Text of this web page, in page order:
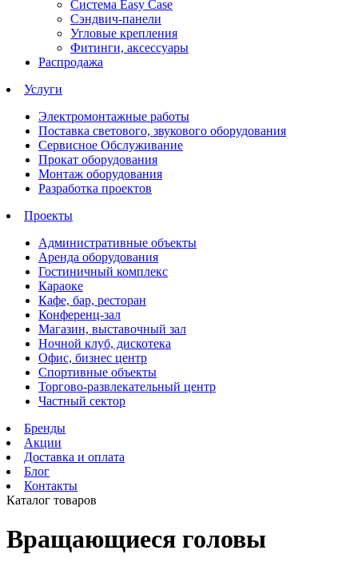
Система Easy Case
Сэндвич-панели
Угловые крепления
Фитинги, аксессуары
Распродажа
Услуги
Электромонтажные работы
Поставка светового, звукового оборудования
Сервисное Обслуживание
Прокат оборудования
Монтаж оборудования
Разработка проектов
Проекты
Административные объекты
Аренда оборудования
Гостиничный комплекс
Караоке
Кафе, бар, ресторан
Конференц-зал
Магазин, выставочный зал
Ночной клуб, дискотека
Офис, бизнес центр
Спортивные объекты
Торгово-развлекательный центр
Частный сектор
Бренды
Акции
Доставка и оплата
Блог
Контакты
Каталог товаров
Вращающиеся головы